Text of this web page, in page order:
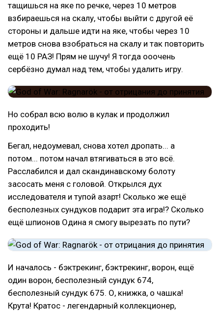
тащишься на яке по речке, через 10 метров
взбираешься на скалу, чтобы выйти с другой её
стороны и дальше идти на яке, чтобы через 10
метров снова взобраться на скалу и так повторить
ещё 10 РАЗ! Прям не шучу! Я тогда ооочень
сербёзно думал над тем, чтобы удалить игру.
Но собрал всю волю в кулак и продолжил
проходить!
Бегал, недоумевал, снова хотел дропать... а
потом... потом начал втягиваться в это всё.
Расслабился и дал скандинавскому болоту
засосать меня с головой. Открылся дух
исследователя и тупой азарт! Сколько же ещё
бесполезных сундуков подарит эта игра!? Сколько
ещё шпионов Одина я смогу вырезать по пути?
И началось - бэктрекинг, бэктрекинг, ворон, ещё
один ворон, бесполезный сундук 674,
бесполезный сундук 675. О, книжка, о чашка!
Крута! Кратос - легендарный коллекционер,